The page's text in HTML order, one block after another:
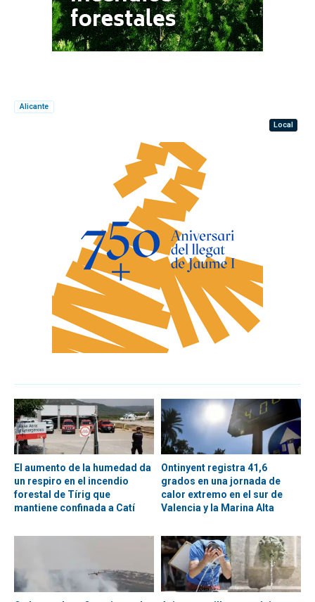
Alicante
Local
El aumento de la humedad da
un respiro en el incendio
forestal de Tírig que
mantiene confinada a Catí
Ontinyent registra 41,6
grados en una jornada de
calor extremo en el sur de
Valencia y la Marina Alta